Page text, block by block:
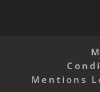
Mentions